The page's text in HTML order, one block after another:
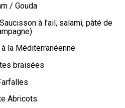
/ Gouda
à l'ail, salami, pâté de
la Méditerranéenne
braisées
Abricots